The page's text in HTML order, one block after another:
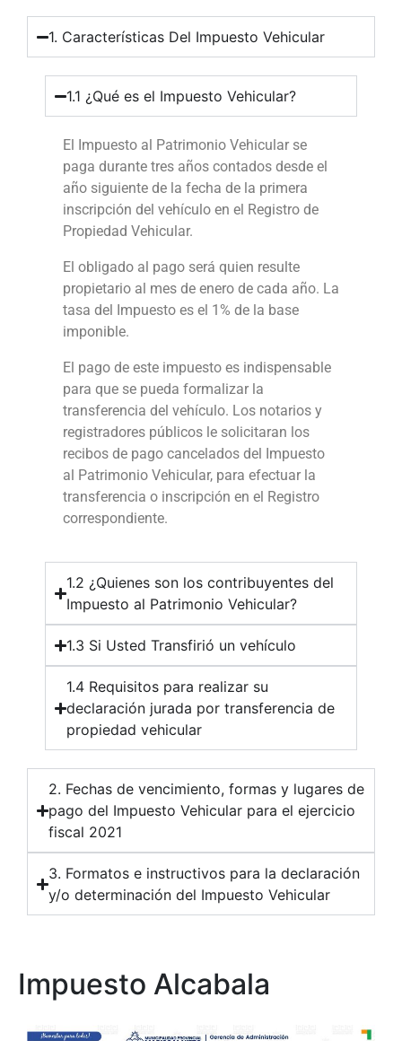
1. Características Del Impuesto Vehicular
1.1 ¿Qué es el Impuesto Vehicular?
El Impuesto al Patrimonio Vehicular se
paga durante tres años contados desde el
año siguiente de la fecha de la primera
inscripción del vehículo en el Registro de
Propiedad Vehicular.
El obligado al pago será quien resulte
propietario al mes de enero de cada año. La
tasa del Impuesto es el 1% de la base
imponible.
El pago de este impuesto es indispensable
para que se pueda formalizar la
transferencia del vehículo. Los notarios y
registradores públicos le solicitaran los
recibos de pago cancelados del Impuesto
al Patrimonio Vehicular, para efectuar la
transferencia o inscripción en el Registro
correspondiente.
1.2 ¿Quienes son los contribuyentes del
Impuesto al Patrimonio Vehicular?
1.3 Si Usted Transfirió un vehículo
1.4 Requisitos para realizar su
declaración jurada por transferencia de
propiedad vehicular
2. Fechas de vencimiento, formas y lugares de
pago del Impuesto Vehicular para el ejercicio
fiscal 2021
3. Formatos e instructivos para la declaración
y/o determinación del Impuesto Vehicular
Impuesto Alcabala